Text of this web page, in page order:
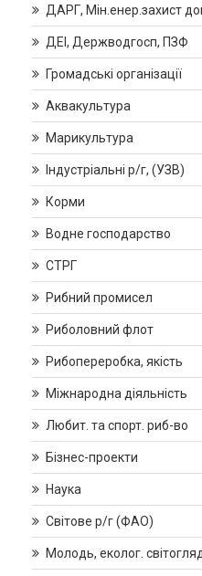
ДАРГ, Мін.енер.захист
ДЕІ, Держводгосп, ПЗФ
Громадські організації
Аквакультура
Марикультура
Індустріальні р/г, (УЗВ)
Корми
Водне господарство
СТРГ
Рибний промисел
Риболовний флот
Рибопереробка, якість
Міжнародна діяльність
Любит. та спорт. риб-во
Бізнес-проекти
Наука
Світове р/г (ФАО)
Молодь, еколог.